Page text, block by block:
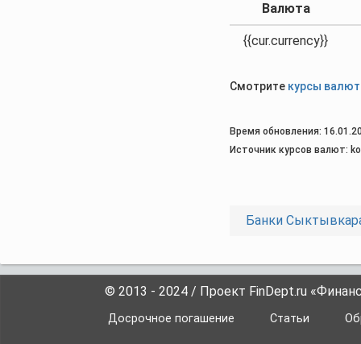
Валюта
{{cur.currency}}
Смотрите курсы валют
Время обновления:
Источник курсов валют:
Банки
© 2013 - 2024 / Проект FinDept.ru
Досрочное погашение Статьи